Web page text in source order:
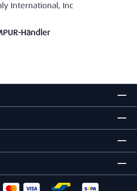
International, Inc
Händler